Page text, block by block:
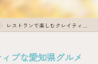
レストランで楽しむクレイティブな愛知県グルメ体験とアクセス便利情報
ブな愛知県グルメ